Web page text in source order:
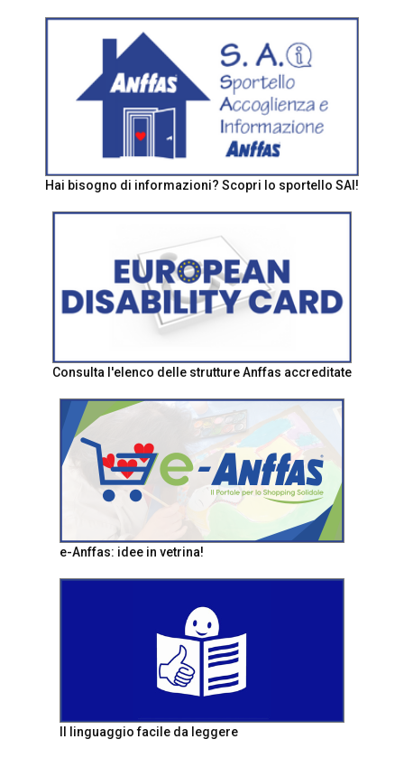
Hai bisogno di informazioni? Scopri lo sportello SAI!
Consulta l'elenco delle strutture Anffas accreditate
e-Anffas: idee in vetrina!
Il linguaggio facile da leggere